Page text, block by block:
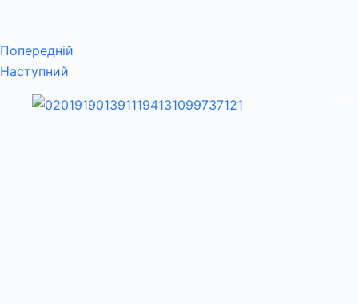
Попередній
Наступний